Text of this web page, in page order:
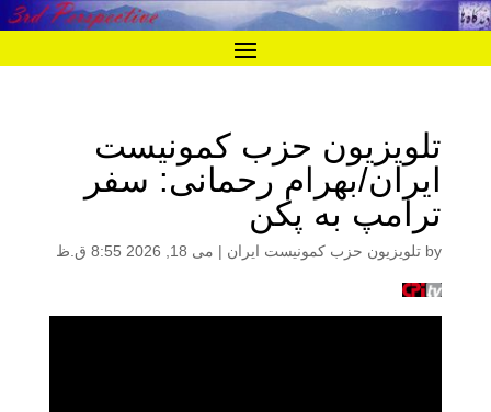
تلویزیون حزب کمونیست
ایران/بهرام رحمانی: سفر
ترامپ به پکن
by تلویزیون حزب کمونیست ایران | می 18, 2026 8:55 ق.ظ